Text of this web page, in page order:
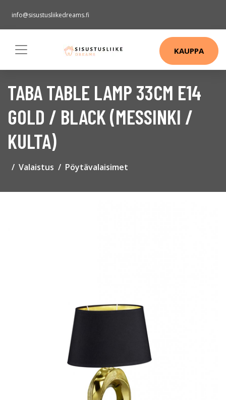
info@sisustusliikedreams.fi
KAUPPA
TABA TABLE LAMP 33CM E14
GOLD / BLACK (MESSINKI /
KULTA)
Valaistus Pöytävalaisimet